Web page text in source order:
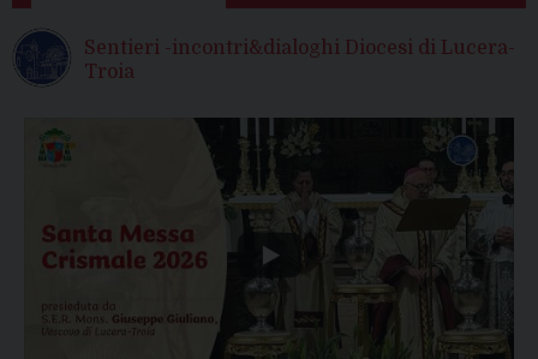
Sentieri -incontri&dialoghi Diocesi di Lucera-
Troia